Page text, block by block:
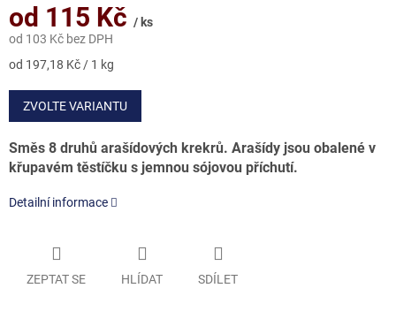
od 115 Kč / ks
od 103 Kč bez DPH
Měrná
od 197,18 Kč / 1 kg
ZVOLTE VARIANTU
Směs 8 druhů arašídových krekrů. Arašídy jsou obalené v
křupavém těstíčku s jemnou sójovou příchutí.
Detailní informace
ZEPTAT SE HLÍDAT SDÍLET